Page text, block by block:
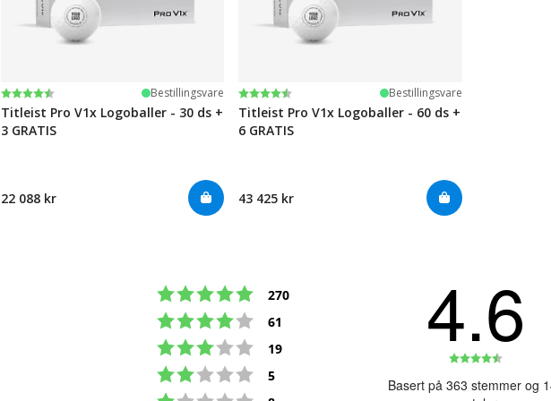
Karakter:
4.6 av 5 mulige Bestillingsvare
Titleist Pro V1x Logoballer - 30 ds +
3 GRATIS
22 088 kr
Karakter:
4.6 av 5 mulige Bestillingsvare
Titleist Pro V1x Logoballer - 60 ds +
6 GRATIS
43 425 kr
Karakter: 5 av 5 mulige
270
Karakter: 4 av 5 mulige
61
Karakter: 3 av 5 mulige
19
Karakter: 2 av 5 mulige
5
4.6
4.6
Basert på 363 stemmer og